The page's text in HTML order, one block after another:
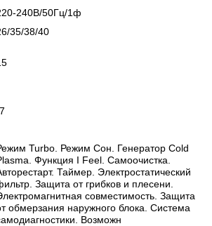
240В/50Гц/1ф
35/38/40
Turbo. Режим Сон. Генератор Cold
Функция I Feel. Самоочистка.
Таймер. Электростатический
Защита от грибков и плесени.
совместимость. Защита
обмерзания наружного блока. Система
Возможн